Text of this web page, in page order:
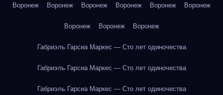
Воронеж Воронеж Воронеж Воронеж Воронеж Воронеж
Воронеж Воронеж Воронеж
Габриэль Гарсиа Маркес — Сто лет одиночества
Габриэль Гарсиа Маркес — Сто лет одиночества
Габриэль Гарсиа Маркес — Сто лет одиночества